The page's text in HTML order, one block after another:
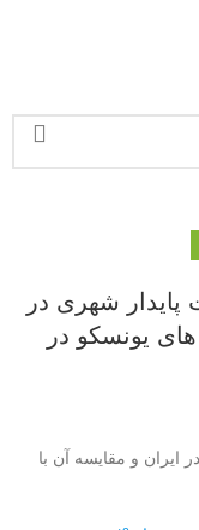
شهری در
یونسکو در
و مقایسه آن با